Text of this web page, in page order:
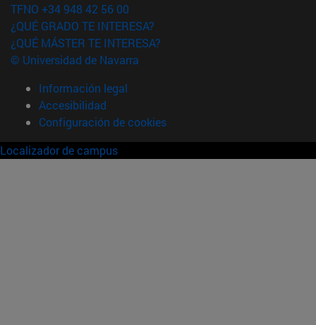
TFNO +34 948 42 56 00
¿QUÉ GRADO TE INTERESA?
¿QUÉ MÁSTER TE INTERESA?
© Universidad de Navarra
Información legal
Accesibilidad
Configuración de cookies
Localizador de campus